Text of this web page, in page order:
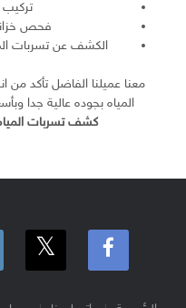
تركيب
فحص
الكشف عن تسربات
معنا عميلنا الفاضل تأكد
المياه بجوده عالية جدا
كشف تسربات